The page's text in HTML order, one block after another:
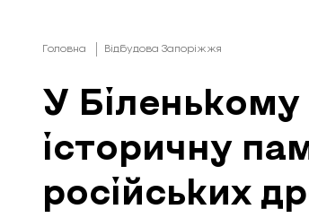
Головна Відбудова Запоріжжя
У
історичну
російських